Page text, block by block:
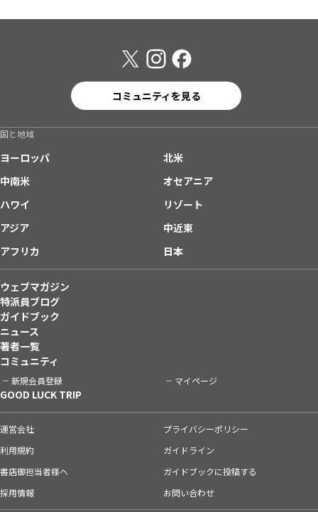
コミュニティを見る
国と地域
ヨーロッパ
北米
中南米
オセアニア
ハワイ
リゾート
アジア
中近東
アフリカ
日本
ウェブマガジン
特派員ブログ
ガイドブック
ニュース
著者一覧
コミュニティ
新規会員登録 マイページ
GOOD LUCK TRIP
運営会社
プライバシーポリシー
利用規約
ガイドライン
書店御担当者様へ
ガイドブックに投稿する
採用情報
お問い合わせ